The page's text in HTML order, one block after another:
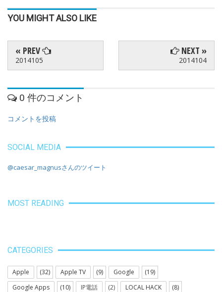
YOU MIGHT ALSO LIKE
« PREV
2014105
NEXT »
2014104
0 件のコメント
コメントを投稿
SOCIAL MEDIA
@caesar_magnusさんのツイート
MOST READING
CATEGORIES
Apple (32) Apple TV (9) Google
(19)
Google Apps
(10) IP電話 (2) LOCAL HACK
(8)